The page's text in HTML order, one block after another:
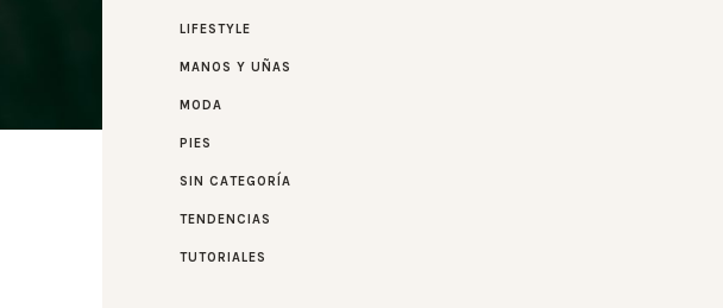
LIFESTYLE
MANOS Y UÑAS
MODA
PIES
SIN CATEGORÍA
TENDENCIAS
TUTORIALES